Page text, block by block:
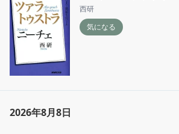
西研
気になる
2026年8月8日